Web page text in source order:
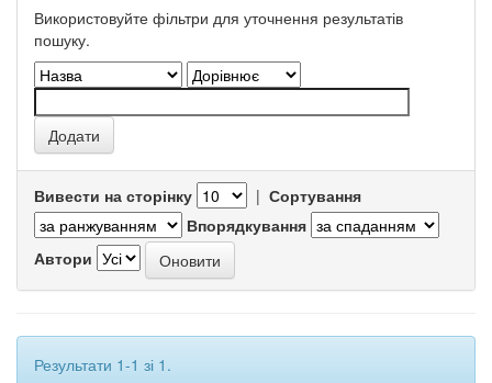
Використовуйте фільтри для уточнення результатів
пошуку.
Вивести на сторінку | Сортування
Впорядкування
Автори
Результати 1-1 зі 1.